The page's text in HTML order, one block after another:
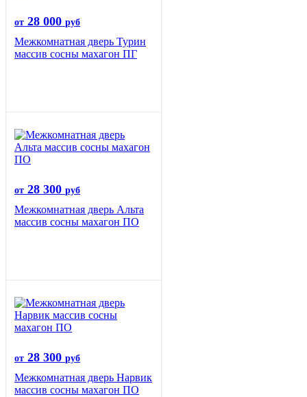
от 28 000 руб
Межкомнатная дверь Турин
массив сосны махагон ПГ
от 28 300 руб
Межкомнатная дверь Альта
массив сосны махагон ПО
от 28 300 руб
Межкомнатная дверь Нарвик
массив сосны махагон ПО